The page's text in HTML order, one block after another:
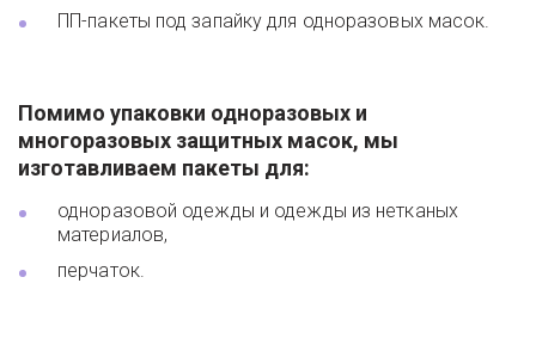
ПП-пакеты под запайку для одноразовых масок.
Помимо упаковки одноразовых и
многоразовых защитных масок, мы
изготавливаем пакеты для:
одноразовой одежды и одежды из нетканых
материалов,
перчаток.